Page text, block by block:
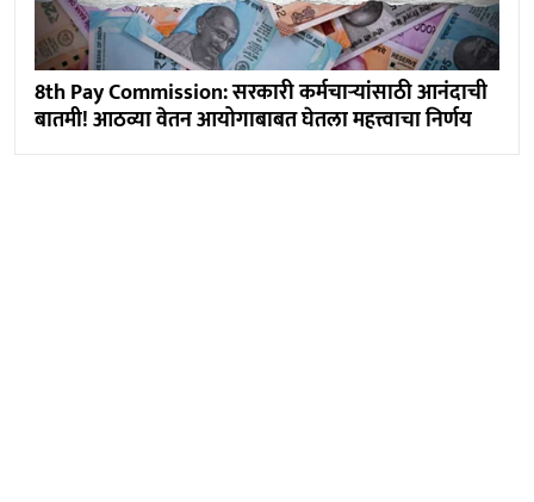
8th Pay Commission: सरकारी कर्मचाऱ्यांसाठी आनंदाची
बातमी! आठव्या वेतन आयोगाबाबत घेतला महत्त्वाचा निर्णय